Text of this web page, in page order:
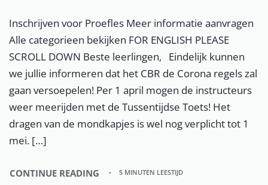
Inschrijven voor Proefles Meer informatie aanvragen
Alle categorieen bekijken FOR ENGLISH PLEASE
SCROLL DOWN Beste leerlingen, Eindelijk kunnen
we jullie informeren dat het CBR de Corona regels zal
gaan versoepelen! Per 1 april mogen de instructeurs
weer meerijden met de Tussentijdse Toets! Het
dragen van de mondkapjes is wel nog verplicht tot 1
mei. […]
CONTINUE READING 5 MINUTEN LEESTIJD